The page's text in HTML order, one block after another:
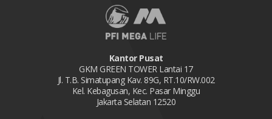
Kantor Pusat
GKM GREEN TOWER Lantai 17
Jl. T.B. Simatupang Kav. 89G, RT.10/RW.002
Kel. Kebagusan, Kec. Pasar Minggu
Jakarta Selatan 12520